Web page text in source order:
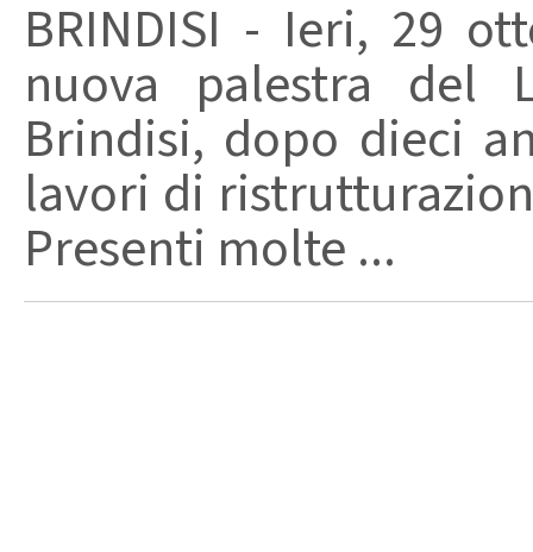
BRINDISI - Ieri, 29
nuova palestra del
Brindisi, dopo dieci
lavori di
Presenti molte ...